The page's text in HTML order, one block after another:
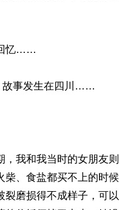
忆……
故事发生在四川……
我和我当时的女朋友
、食盐都买不上的时
磨损得不成样子，可